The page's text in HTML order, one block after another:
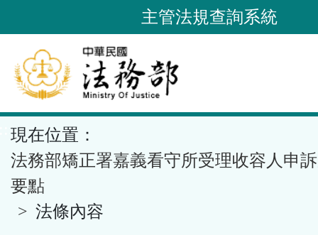
到
要
內
容
區
塊
主管法規查詢系統
現在位置：
法務部矯正署嘉義看守所受理收容人申
要點
法條內容